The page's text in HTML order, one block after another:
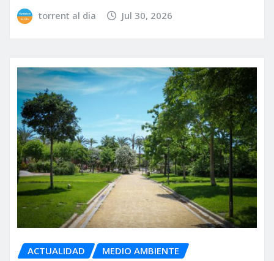
torrent al dia Jul 30, 2026
ACTUALIDAD MEDIO AMBIENTE